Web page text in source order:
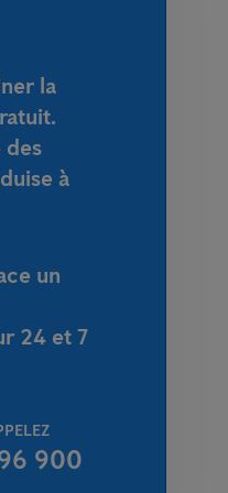
la
des
à
un
24 et 7
900